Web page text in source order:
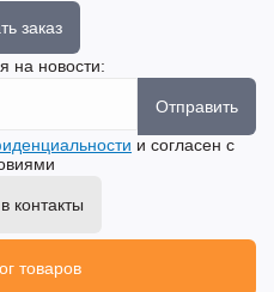
заказ
на новости:
Отправить
и согласен с
контакты
товаров